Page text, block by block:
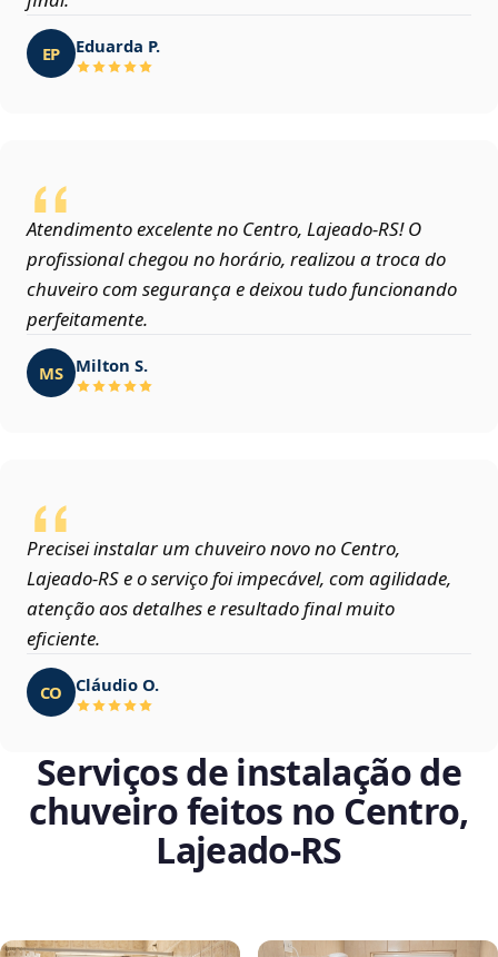
EP Eduarda P.
Atendimento excelente no Centro, Lajeado‑RS! O
profissional chegou no horário, realizou a troca do
chuveiro com segurança e deixou tudo funcionando
perfeitamente.
MS Milton S.
Precisei instalar um chuveiro novo no Centro,
Lajeado‑RS e o serviço foi impecável, com agilidade,
atenção aos detalhes e resultado final muito
eficiente.
CO Cláudio O.
Serviços de instalação de
chuveiro feitos no Centro,
Lajeado‑RS